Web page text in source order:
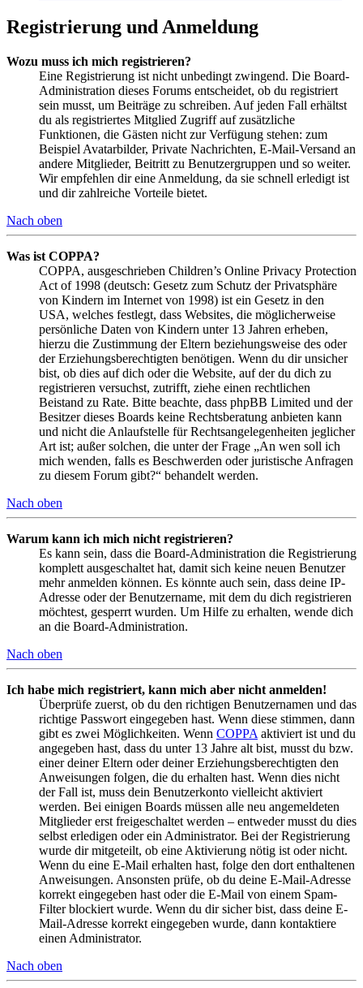
Registrierung und Anmeldung
Wozu muss ich mich registrieren?
Eine Registrierung ist nicht unbedingt zwingend. Die Board-
Administration dieses Forums entscheidet, ob du registriert
sein musst, um Beiträge zu schreiben. Auf jeden Fall erhältst
du als registriertes Mitglied Zugriff auf zusätzliche
Funktionen, die Gästen nicht zur Verfügung stehen: zum
Beispiel Avatarbilder, Private Nachrichten, E-Mail-Versand an
andere Mitglieder, Beitritt zu Benutzergruppen und so weiter.
Wir empfehlen dir eine Anmeldung, da sie schnell erledigt ist
und dir zahlreiche Vorteile bietet.
Nach oben
Was ist COPPA?
COPPA, ausgeschrieben Children’s Online Privacy Protection
Act of 1998 (deutsch: Gesetz zum Schutz der Privatsphäre
von Kindern im Internet von 1998) ist ein Gesetz in den
USA, welches festlegt, dass Websites, die möglicherweise
persönliche Daten von Kindern unter 13 Jahren erheben,
hierzu die Zustimmung der Eltern beziehungsweise des oder
der Erziehungsberechtigten benötigen. Wenn du dir unsicher
bist, ob dies auf dich oder die Website, auf der du dich zu
registrieren versuchst, zutrifft, ziehe einen rechtlichen
Beistand zu Rate. Bitte beachte, dass phpBB Limited und der
Besitzer dieses Boards keine Rechtsberatung anbieten kann
und nicht die Anlaufstelle für Rechtsangelegenheiten jeglicher
Art ist; außer solchen, die unter der Frage „An wen soll ich
mich wenden, falls es Beschwerden oder juristische Anfragen
zu diesem Forum gibt?“ behandelt werden.
Nach oben
Warum kann ich mich nicht registrieren?
Es kann sein, dass die Board-Administration die Registrierung
komplett ausgeschaltet hat, damit sich keine neuen Benutzer
mehr anmelden können. Es könnte auch sein, dass deine IP-
Adresse oder der Benutzername, mit dem du dich registrieren
möchtest, gesperrt wurden. Um Hilfe zu erhalten, wende dich
an die Board-Administration.
Nach oben
Ich habe mich registriert, kann mich aber nicht anmelden!
Überprüfe zuerst, ob du den richtigen Benutzernamen und das
richtige Passwort eingegeben hast. Wenn diese stimmen, dann
gibt es zwei Möglichkeiten. Wenn COPPA aktiviert ist und du
angegeben hast, dass du unter 13 Jahre alt bist, musst du bzw.
einer deiner Eltern oder deiner Erziehungsberechtigten den
Anweisungen folgen, die du erhalten hast. Wenn dies nicht
der Fall ist, muss dein Benutzerkonto vielleicht aktiviert
werden. Bei einigen Boards müssen alle neu angemeldeten
Mitglieder erst freigeschaltet werden – entweder musst du dies
selbst erledigen oder ein Administrator. Bei der Registrierung
wurde dir mitgeteilt, ob eine Aktivierung nötig ist oder nicht.
Wenn du eine E-Mail erhalten hast, folge den dort enthaltenen
Anweisungen. Ansonsten prüfe, ob du deine E-Mail-Adresse
korrekt eingegeben hast oder die E-Mail von einem Spam-
Filter blockiert wurde. Wenn du dir sicher bist, dass deine E-
Mail-Adresse korrekt eingegeben wurde, dann kontaktiere
einen Administrator.
Nach oben